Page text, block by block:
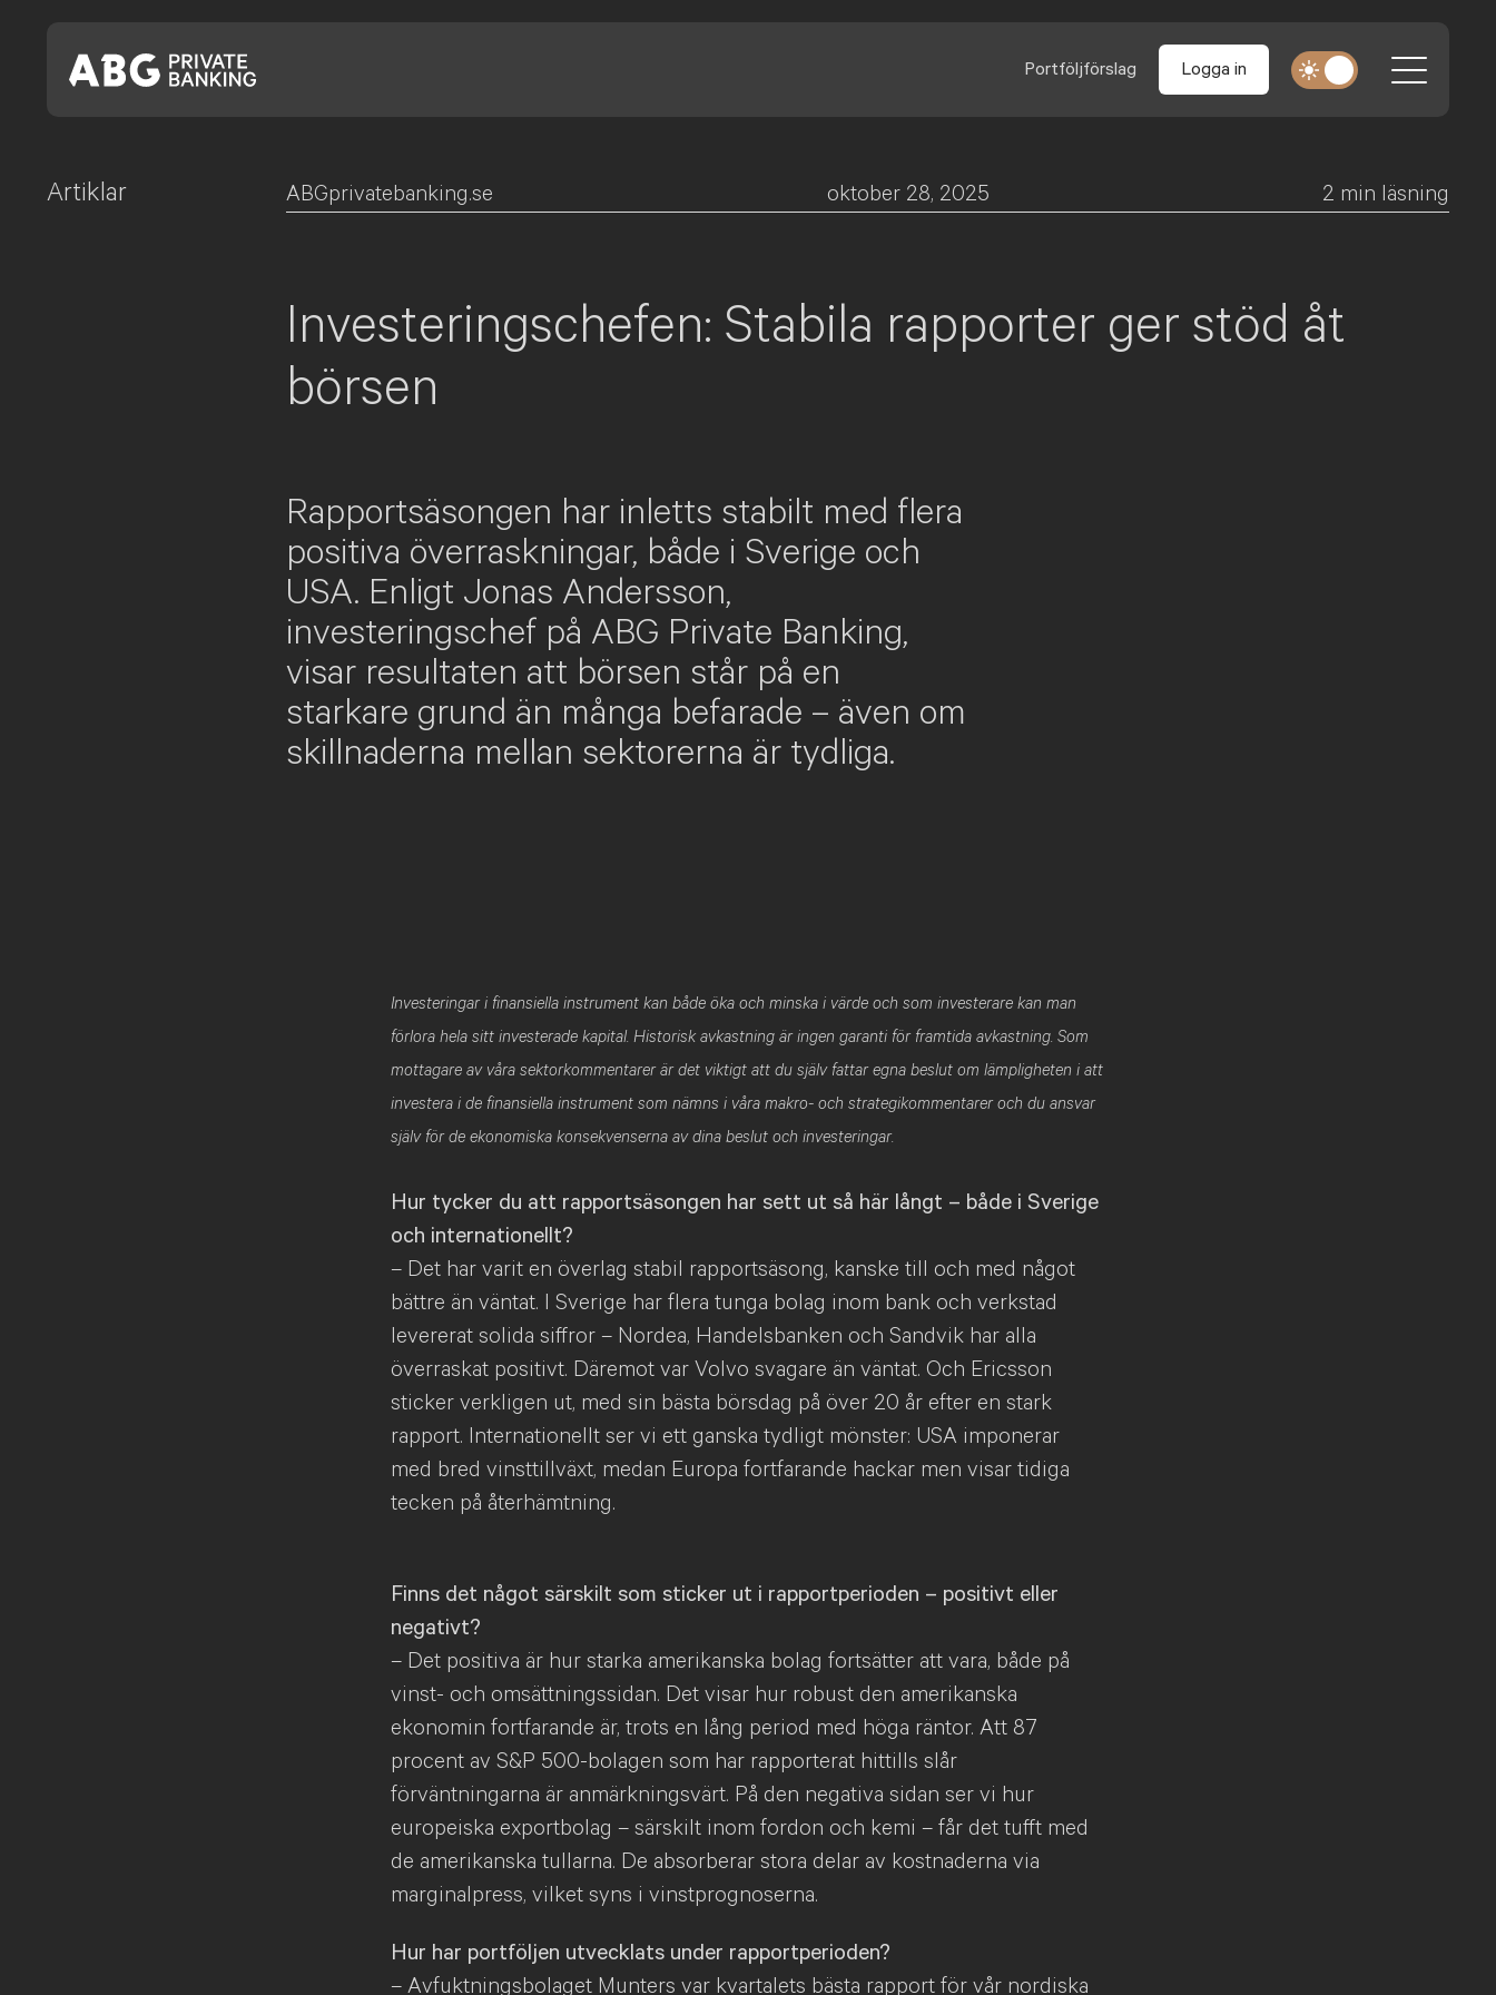
Portföljförslag Logga in
Artiklar ABGprivatebanking.se oktober 28, 2025 2 min läsning
Investeringschefen: Stabila rapporter ger stöd åt
börsen
Rapportsäsongen har inletts stabilt med flera
positiva överraskningar, både i Sverige och
USA. Enligt Jonas Andersson,
investeringschef på ABG Private Banking,
visar resultaten att börsen står på en
starkare grund än många befarade – även om
skillnaderna mellan sektorerna är tydliga.
Investeringar i finansiella instrument kan både öka och minska i värde och som investerare kan man
förlora hela sitt investerade kapital. Historisk avkastning är ingen garanti för framtida avkastning. Som
mottagare av våra sektorkommentarer är det viktigt att du själv fattar egna beslut om lämpligheten i att
investera i de finansiella instrument som nämns i våra makro- och strategikommentarer och du ansvar
själv för de ekonomiska konsekvenserna av dina beslut och investeringar.
Hur tycker du att rapportsäsongen har sett ut så här långt – både i Sverige
och internationellt?
– Det har varit en överlag stabil rapportsäsong, kanske till och med något
bättre än väntat. I Sverige har flera tunga bolag inom bank och verkstad
levererat solida siffror – Nordea, Handelsbanken och Sandvik har alla
överraskat positivt. Däremot var Volvo svagare än väntat. Och Ericsson
sticker verkligen ut, med sin bästa börsdag på över 20 år efter en stark
rapport. Internationellt ser vi ett ganska tydligt mönster: USA imponerar
med bred vinsttillväxt, medan Europa fortfarande hackar men visar tidiga
tecken på återhämtning.
Finns det något särskilt som sticker ut i rapportperioden – positivt eller
negativt?
– Det positiva är hur starka amerikanska bolag fortsätter att vara, både på
vinst- och omsättningssidan. Det visar hur robust den amerikanska
ekonomin fortfarande är, trots en lång period med höga räntor. Att 87
procent av S&P 500-bolagen som har rapporterat hittills slår
förväntningarna är anmärkningsvärt. På den negativa sidan ser vi hur
europeiska exportbolag – särskilt inom fordon och kemi – får det tufft med
de amerikanska tullarna. De absorberar stora delar av kostnaderna via
marginalpress, vilket syns i vinstprognoserna.
Hur har portföljen utvecklats under rapportperioden?
– Avfuktningsbolaget Munters var kvartalets bästa rapport för vår nordiska